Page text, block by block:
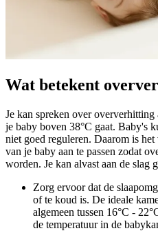
Wat betekent
Je kan spreken over oververhitting
je baby boven 38°C gaat. Baby's
niet goed reguleren. Daarom is
van je baby aan te passen zodat
worden. Je kan alvast aan de slag
Zorg ervoor dat de
of te koud is. De ideale
algemeen tussen 16°C -
de temperatuur in de